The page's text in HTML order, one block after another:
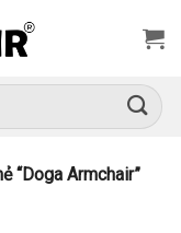
“Doga Armchair”